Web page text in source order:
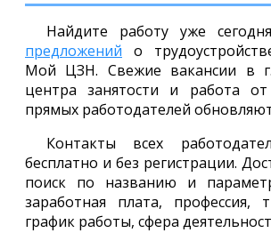
Найдите работу уже
предложений о
Мой ЦЗН. Свежие вакансии в
центра занятости и работа
прямых работодателей
Контакты всех
бесплатно и без регистрации.
поиск по названию и
заработная плата, профессия,
график работы, сфера